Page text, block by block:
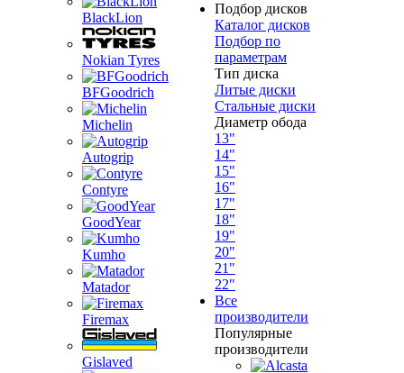
BlackLion
Nokian Tyres
BFGoodrich
Michelin
Autogrip
Contyre
GoodYear
Kumho
Matador
Firemax
Gislaved
Подбор дисков
Каталог дисков
Подбор по
параметрам
Тип диска
Литые диски
Стальные диски
Диаметр обода
13"
14"
15"
16"
17"
18"
19"
20"
21"
22"
Все
производители
Популярные
производители